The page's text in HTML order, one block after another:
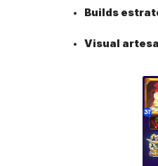
Builds
Visual